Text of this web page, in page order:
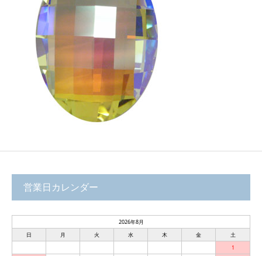
営業日カレンダー
2026年8月
日
月 火 水 木 金
土
1